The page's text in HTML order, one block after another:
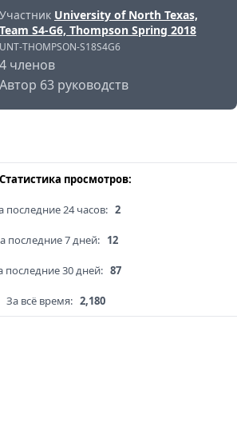
Участник University of North Texas,
Team S4-G6, Thompson Spring 2018
UNT-THOMPSON-S18S4G6
4 членов
Автор 63 руководств
Статистика просмотров:
последние 24 часов: 2
последние 7 дней: 12
последние 30 дней: 87
За всё время: 2,180